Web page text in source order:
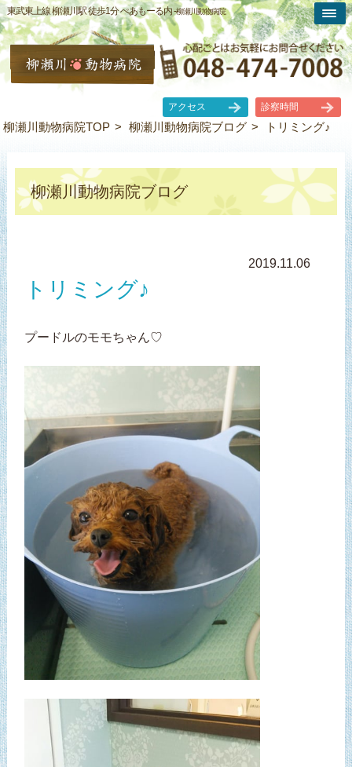
東武東上線 柳瀬川駅 徒歩1分 ぺあもーる内 -柳瀬川動物病院
アクセス 診察時間
柳瀬川動物病院TOP 柳瀬川動物病院ブログ トリミング♪
柳瀬川動物病院ブログ
2019.11.06
トリミング♪
プードルのモモちゃん♡